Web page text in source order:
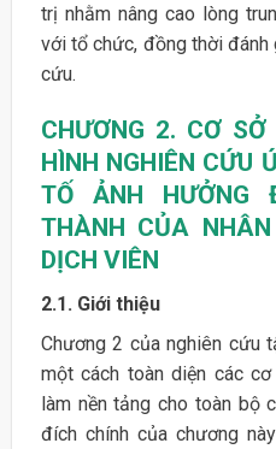
trị nhằm nâng cao lòng
với tổ chức, đồng thời
cứu.
CHƯƠNG 2. CƠ
HÌNH NGHIÊN CỨU
TỐ ẢNH HƯỞNG
THÀNH CỦA
DỊCH VIÊN
2.1. Giới thiệu
Chương 2 của nghiên cứu
một cách toàn diện các
làm nền tảng cho toàn bộ
đích chính của chương